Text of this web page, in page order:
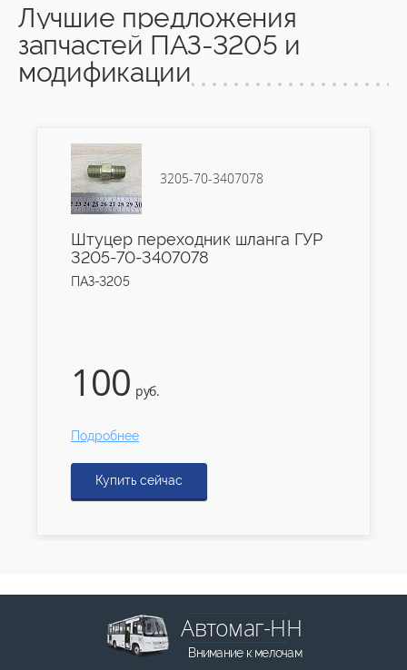
Лучшие предложения
запчастей ПАЗ-3205 и
модификации
3205-70-3407078
Штуцер переходник шланга ГУР
3205-70-3407078
ПАЗ-3205
100 руб.
Подробнее
Купить сейчас
Автомаг-НН
Внимание к мелочам